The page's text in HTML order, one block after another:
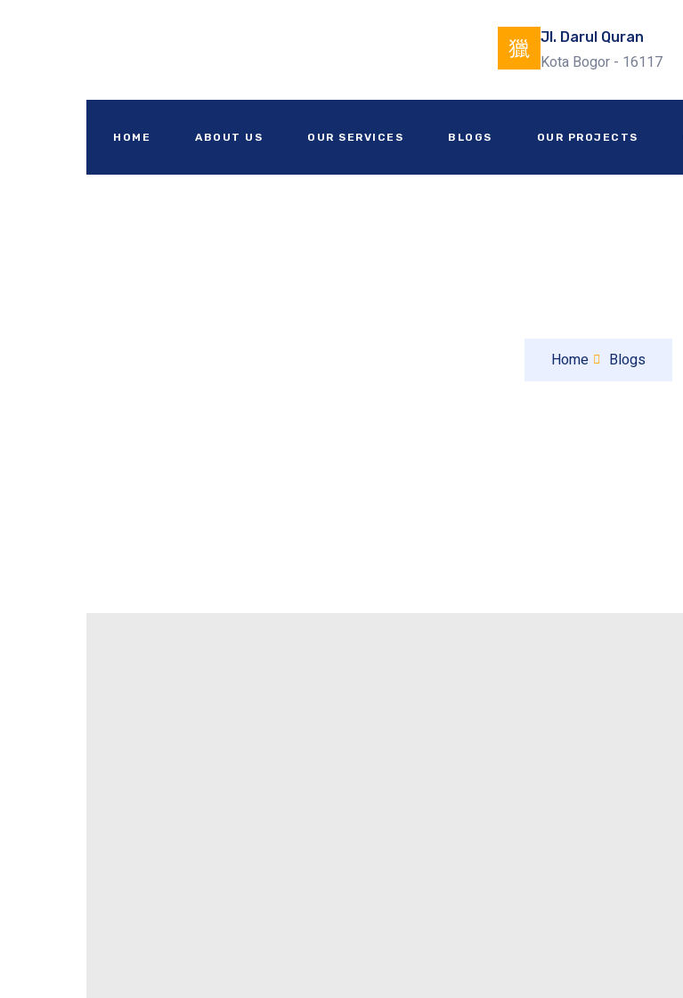
Jl. Darul Quran
Kota Bogor - 16117
HOME ABOUT US OUR SERVICES BLOGS OUR PROJECTS
Home Blogs